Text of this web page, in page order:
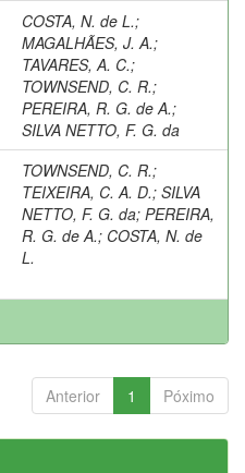
COSTA, N. de L.;
MAGALHÃES, J. A.;
TAVARES, A. C.;
TOWNSEND, C. R.;
PEREIRA, R. G. de A.;
SILVA NETTO, F. G. da
TOWNSEND, C. R.;
TEIXEIRA, C. A. D.; SILVA
NETTO, F. G. da; PEREIRA,
R. G. de A.; COSTA, N. de
L.
Anterior 1 Póximo